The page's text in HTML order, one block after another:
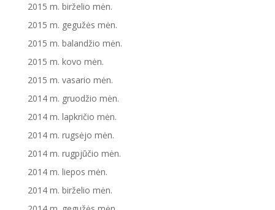
2015 m. birželio mėn.
2015 m. gegužės mėn.
2015 m. balandžio mėn.
2015 m. kovo mėn.
2015 m. vasario mėn.
2014 m. gruodžio mėn.
2014 m. lapkričio mėn.
2014 m. rugsėjo mėn.
2014 m. rugpjūčio mėn.
2014 m. liepos mėn.
2014 m. birželio mėn.